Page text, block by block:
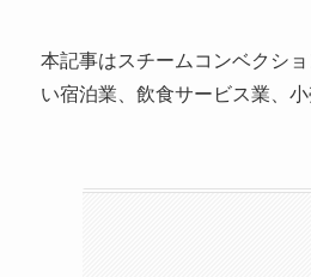
本記事はスチームコンベクシ
い宿泊業、飲食サービス業、